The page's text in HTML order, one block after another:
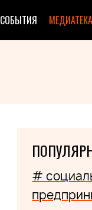
СОБЫТИЯ МЕДИАТЕКА
#